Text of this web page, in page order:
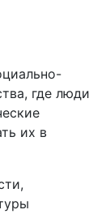
где люди
их в